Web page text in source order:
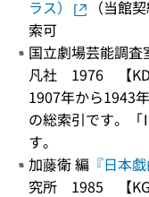
ラス）
（当館
索可
国立劇場芸能調査
凡社 1976 【
1907年から1943
の総索引です。
す。
加藤衛 編 『日本
究所 1985 【